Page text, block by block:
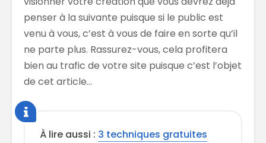
penser à la suivante puisque si le public est
venu à vous, c’est à vous de faire en sorte qu’il
ne parte plus. Rassurez-vous, cela profitera
bien au trafic de votre site puisque c’est l’objet
de cet article…
À lire aussi : 3 techniques gratuites